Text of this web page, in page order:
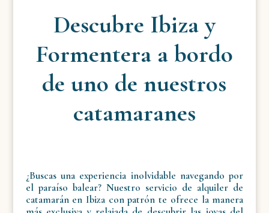
Descubre Ibiza y
Formentera a bordo
de uno de nuestros
catamaranes
¿Buscas una experiencia inolvidable navegando por
el paraíso balear? Nuestro servicio de alquiler de
catamarán en Ibiza con patrón te ofrece la manera